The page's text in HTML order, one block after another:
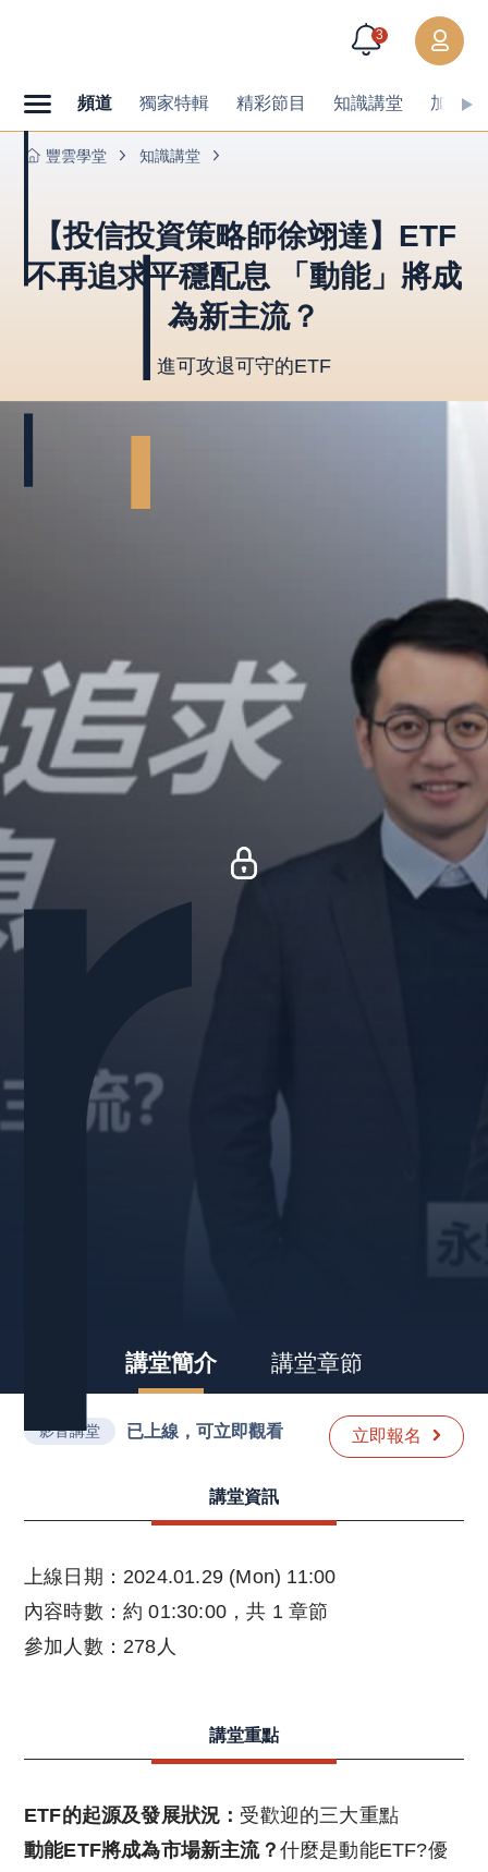
3
頻道 獨家特輯 精彩節目 知識講堂 加值內
豐雲學堂 知識講堂
【投信投資策略師徐翊達】ETF
不再追求平穩配息 「動能」將成
為新主流？
進可攻退可守的ETF
講堂簡介 講堂章節
影音講堂 已上線，可立即觀看 立即報名
講堂資訊
上線日期： 2024.01.29 (Mon) 11:00
內容時數：約 01:30:00 ，共 1 章節
參加人數： 278 人
講堂重點
ETF的起源及發展狀況： 受歡迎的三大重點
動能ETF將成為市場新主流？ 什麼是動能ETF?優